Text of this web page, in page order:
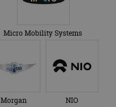
Micro Mobility Systems
Morgan NIO